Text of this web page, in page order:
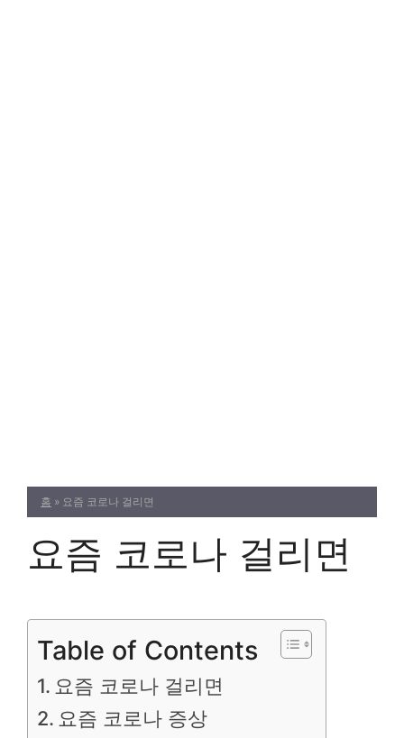
content
홈 » 요즘 코로나 걸리면
요즘 코로나 걸리면
Table of Contents
요즘 코로나 걸리면
요즘 코로나 증상